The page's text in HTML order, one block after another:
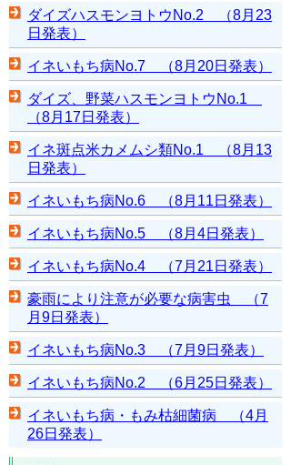
ダイズハスモンヨトウNo.2 （8月23
日発表）
イネいもち病No.7 （8月20日発表）
ダイズ、野菜ハスモンヨトウNo.1
（8月17日発表）
イネ斑点米カメムシ類No.1 （8月13
日発表）
イネいもち病No.6 （8月11日発表）
イネいもち病No.5 （8月4日発表）
イネいもち病No.4 （7月21日発表）
豪雨により注意が必要な病害虫 （7
月9日発表）
イネいもち病No.3 （7月9日発表）
イネいもち病No.2 （6月25日発表）
イネいもち病・もみ枯細菌病 （4月
26日発表）